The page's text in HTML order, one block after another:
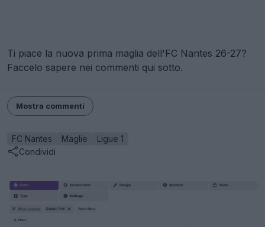
Ti piace la nuova prima maglia dell'FC Nantes 26-27?
Faccelo sapere nei commenti qui sotto.
Mostra commenti
FC Nantes Maglie
Ligue 1
Condividi